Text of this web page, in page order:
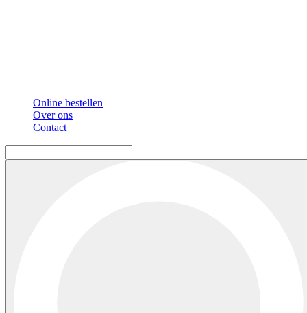
Online bestellen
Over ons
Contact